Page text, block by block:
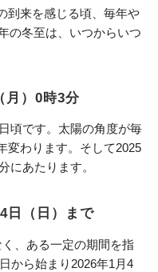
到来を感じる頃、毎年や
の冬至は、いつからいつ
月）0時3分
頃です。太陽の角度が毎
変わります。そして2025
にあたります。
日（日）まで
、ある一定の期間を指
から始まり2026年1月4